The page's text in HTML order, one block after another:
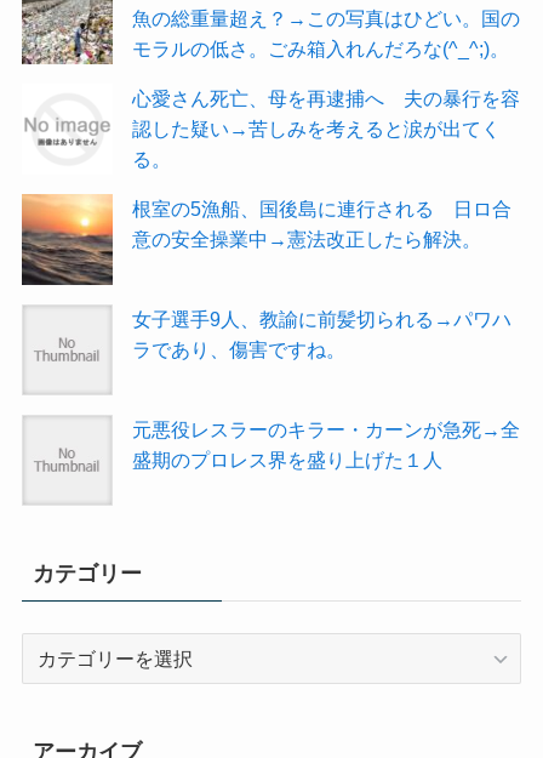
魚の総重量超え？→この写真はひどい。国の
モラルの低さ。ごみ箱入れんだろな(^_^;)。
心愛さん死亡、母を再逮捕へ 夫の暴行を容
認した疑い→苦しみを考えると涙が出てく
る。
根室の5漁船、国後島に連行される 日ロ合
意の安全操業中→憲法改正したら解決。
女子選手9人、教諭に前髪切られる→パワハ
ラであり、傷害ですね。
元悪役レスラーのキラー・カーンが急死→全
盛期のプロレス界を盛り上げた１人
カテゴリー
アーカイブ